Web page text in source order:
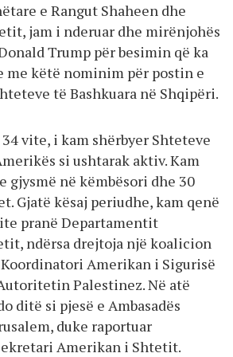
e Rangut Shaheen dhe
jam i nderuar dhe mirënjohës
Trump për besimin që ka
me këtë nominim për postin e
të Bashkuara në Shqipëri.
vite, i kam shërbyer Shteteve
si ushtarak aktiv. Kam
gjysmë në këmbësori dhe 30
Gjatë kësaj periudhe, kam qenë
pranë Departamentit
ndërsa drejtoja një koalicion
Amerikan i Sigurisë
Palestinez. Në atë
ditë si pjesë e Ambasadës
duke raportuar
Amerikan i Shtetit.